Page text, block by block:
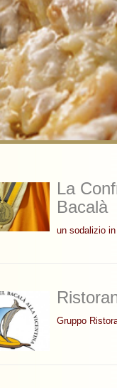
La
Bacalà
un sodalizio
Gruppo